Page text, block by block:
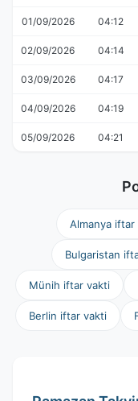
01/09/2026 04:12
02/09/2026 04:14
03/09/2026 04:17
04/09/2026 04:19
05/09/2026 04:21
Almanya iftar
Bulgaristan
Münih iftar vakti
Berlin iftar vakti